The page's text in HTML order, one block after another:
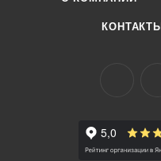
КОНТАКТЫ